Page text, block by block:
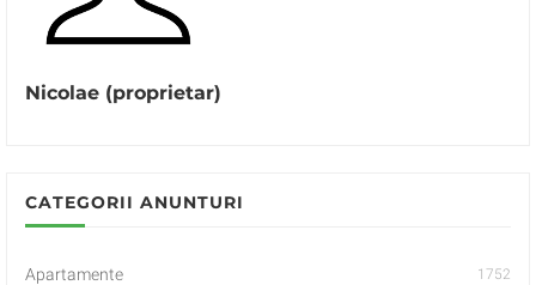
Nicolae (proprietar)
CATEGORII ANUNTURI
Apartamente 1752